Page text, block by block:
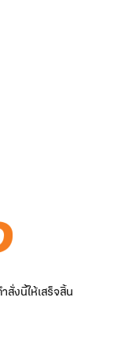
งนี้ให้เสร็จสิ้น